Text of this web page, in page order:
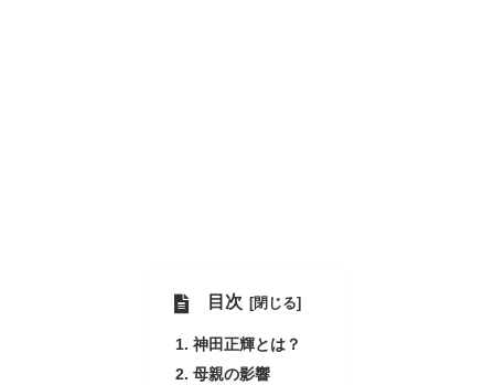
目次
神田正輝とは？
母親の影響